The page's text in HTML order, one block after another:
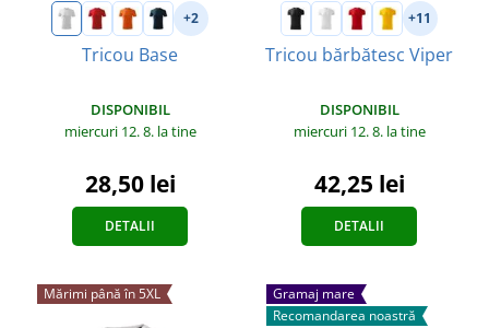
+2
Tricou Base
DISPONIBIL
miercuri 12. 8. la tine
28,50 lei
DETALII
+11
Tricou bărbătesc Viper
DISPONIBIL
miercuri 12. 8. la tine
42,25 lei
DETALII
Mărimi până în 5XL
Gramaj mare
Recomandarea noastră